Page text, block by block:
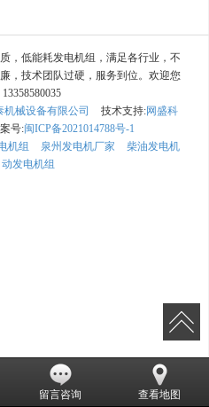
，低能耗发电机组，满足各行业，不
，技术团队过硬，服务到位。欢迎您
机械设备有限公司 技术支持:网盛科
号:闽ICP备2021014788号-1
机组 泉州发电机厂家
柴油发电机
发电机组
留言咨询 查看地图